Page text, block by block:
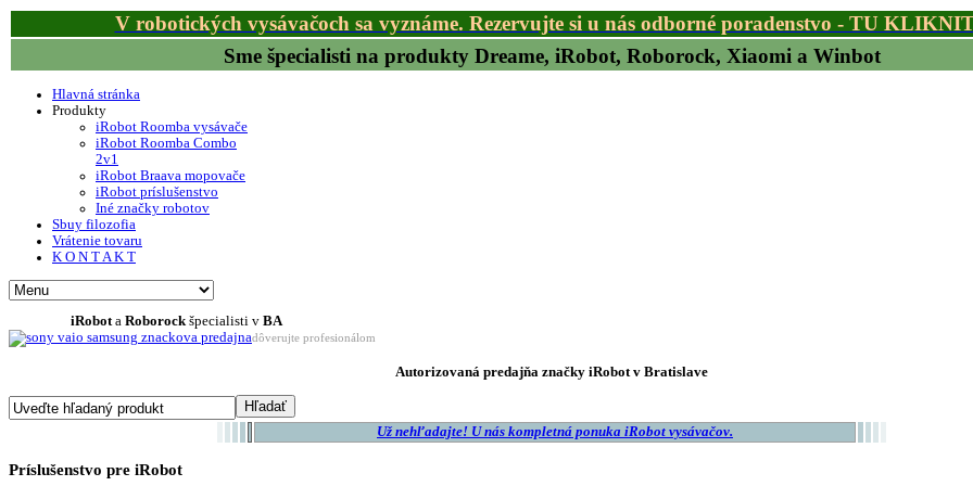
V robotických vysávačoch sa vyznáme. Rezervujte si u nás odborné poradenstvo - TU
Sme špecialisti na produkty Dreame, iRobot, Roborock, Xiaomi a Winbot
Hlavná stránka
Produkty
iRobot Roomba vysávače
iRobot Roomba Combo
2v1
iRobot Braava mopovače
iRobot príslušenstvo
Iné značky robotov
Sbuy filozofia
Vrátenie tovaru
K O N T A K T
iRobota Roborockšpecialisti v BA
dôverujte profesionálom
Autorizovaná predajňa značky iRobot v Bratislave
Už nehľadajte! U nás kompletná ponuka iRobot vysávačov.
Príslušenstvo pre iRobot